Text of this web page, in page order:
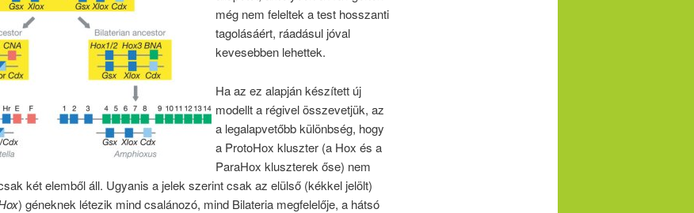
még nem feleltek a test hosszanti
tagolásáért, ráadásul jóval
kevesebben lehettek.
Ha az ez alapján készített új
modellt a régivel összevetjük, az
a legalapvetőbb különbség, hogy
a ProtoHox kluszter (a Hox és a
ParaHox kluszterek őse) nem
két elemből áll. Ugyanis a jelek szerint csak az elülső (kékkel jelölt)
) géneknek létezik mind csalánozó, mind Bilateria megfelelője, a hátsó